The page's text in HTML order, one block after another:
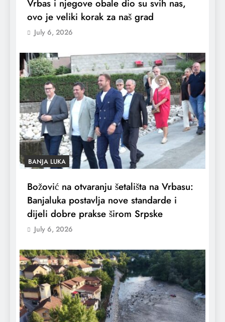
Vrbas i njegove obale dio su svih nas,
ovo je veliki korak za naš grad
July 6, 2026
BANJA LUKA
Božović na otvaranju šetališta na Vrbasu:
Banjaluka postavlja nove standarde i
dijeli dobre prakse širom Srpske
July 6, 2026